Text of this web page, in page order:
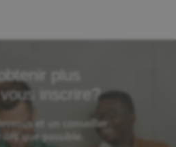
plus
inscrire?
et un conseiller
que possible.